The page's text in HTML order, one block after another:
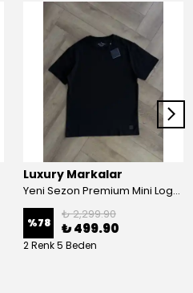
Luxury Markalar
Yeni Sezon Premium Mini Logo Yan Detaylı Basic-shirt
%78
₺ 2,299.90
₺ 499.90
2 Renk 5 Beden